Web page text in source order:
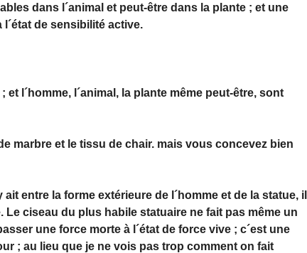
dans l´animal et peut-être dans la plante ; et une
de sensibilité active.
l´homme, l´animal, la plante même peut-être, sont
marbre et le tissu de chair. mais vous concevez bien
entre la forme extérieure de l´homme et de la statue, il
ciseau du plus habile statuaire ne fait pas même un
une force morte à l´état de force vive ; c´est une
; au lieu que je ne vois pas trop comment on fait